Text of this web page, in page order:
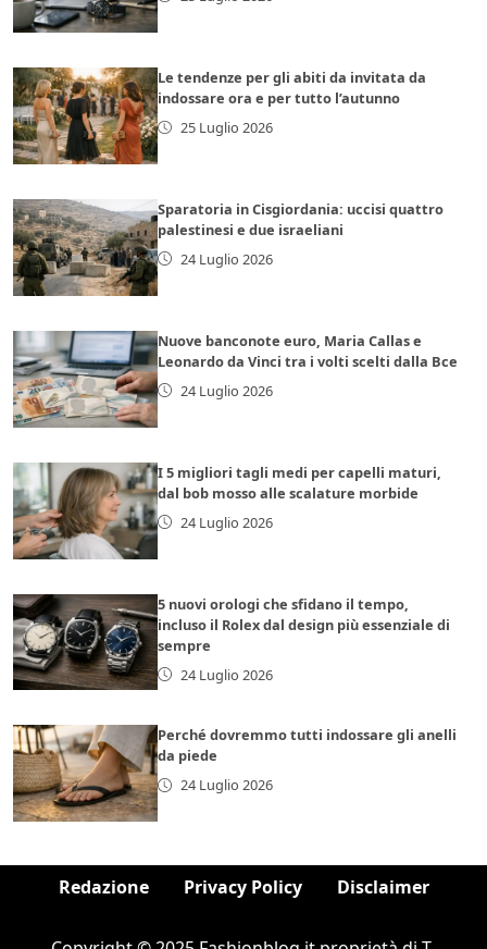
Le tendenze per gli abiti da invitata da
indossare ora e per tutto l’autunno
25 Luglio 2026
Sparatoria in Cisgiordania: uccisi quattro
palestinesi e due israeliani
24 Luglio 2026
Nuove banconote euro, Maria Callas e
Leonardo da Vinci tra i volti scelti dalla Bce
24 Luglio 2026
I 5 migliori tagli medi per capelli maturi,
dal bob mosso alle scalature morbide
24 Luglio 2026
5 nuovi orologi che sfidano il tempo,
incluso il Rolex dal design più essenziale di
sempre
24 Luglio 2026
Perché dovremmo tutti indossare gli anelli
da piede
24 Luglio 2026
Redazione Privacy Policy Disclaimer